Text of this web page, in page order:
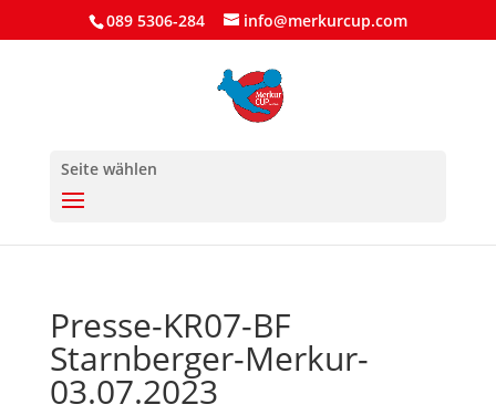
089 5306-284 info@merkurcup.com
Seite wählen
Presse-KR07-BF
Starnberger-Merkur-
03.07.2023